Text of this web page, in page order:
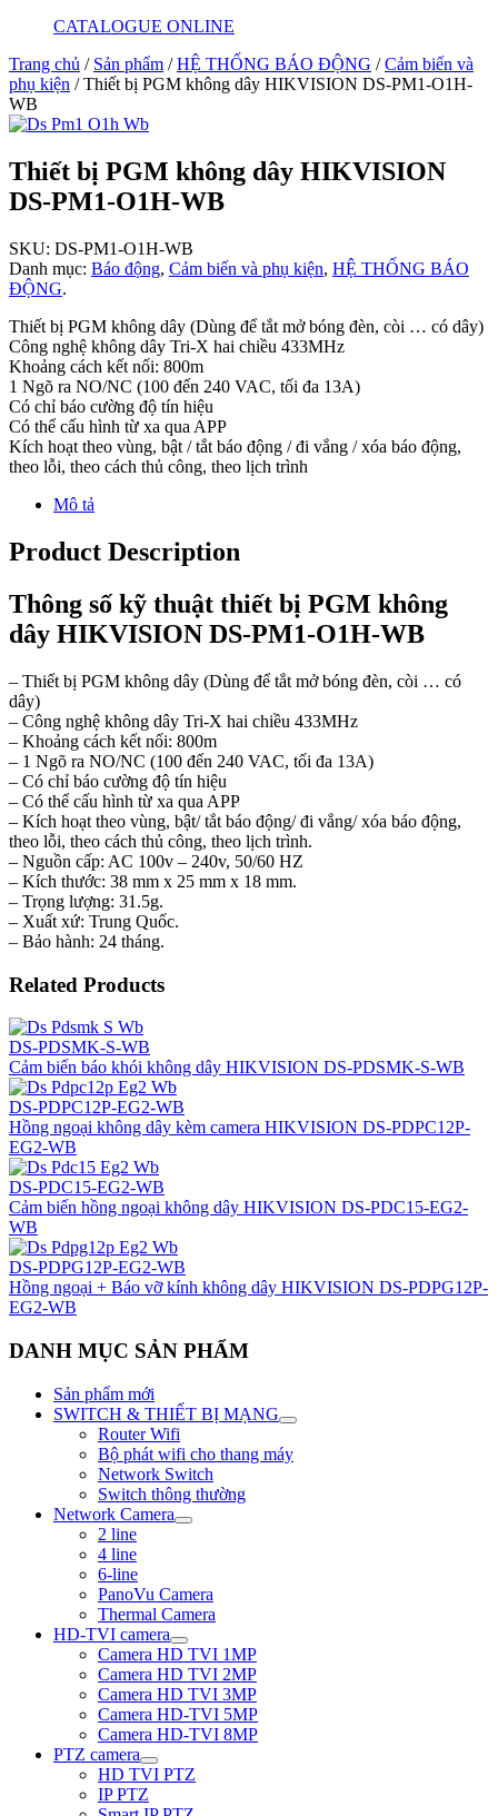
CATALOGUE ONLINE
Trang chủ / Sản phẩm /HỆ THỐNG BÁO ĐỘNG /Cảm biến và
phụ kiện / Thiết bị PGM không dây HIKVISION DS-PM1-O1H-
WB
Thiết bị PGM không dây HIKVISION
DS-PM1-O1H-WB
SKU: DS-PM1-O1H-WB
Danh mục: Báo động, Cảm biến và phụ kiện, HỆ THỐNG BÁO
ĐỘNG.
Thiết bị PGM không dây (Dùng để tắt mở bóng đèn, còi … có dây)
Công nghệ không dây Tri-X hai chiều 433MHz
Khoảng cách kết nối: 800m
1 Ngõ ra NO/NC (100 đến 240 VAC, tối đa 13A)
Có chỉ báo cường độ tín hiệu
Có thể cấu hình từ xa qua APP
Kích hoạt theo vùng, bật / tắt báo động / đi vắng / xóa báo động,
theo lỗi, theo cách thủ công, theo lịch trình
Mô tả
Product Description
Thông số kỹ thuật thiết bị PGM không
dây HIKVISION DS-PM1-O1H-WB
– Thiết bị PGM không dây (Dùng để tắt mở bóng đèn, còi … có
dây)
– Công nghệ không dây Tri-X hai chiều 433MHz
– Khoảng cách kết nối: 800m
– 1 Ngõ ra NO/NC (100 đến 240 VAC, tối đa 13A)
– Có chỉ báo cường độ tín hiệu
– Có thể cấu hình từ xa qua APP
– Kích hoạt theo vùng, bật/ tắt báo động/ đi vắng/ xóa báo động,
theo lỗi, theo cách thủ công, theo lịch trình.
– Nguồn cấp: AC 100v – 240v, 50/60 HZ
– Kích thước: 38 mm x 25 mm x 18 mm.
– Trọng lượng: 31.5g.
– Xuất xứ: Trung Quốc.
– Bảo hành: 24 tháng.
Related Products
DS-PDSMK-S-WB
Cảm biến báo khói không dây HIKVISION DS-PDSMK-S-WB
DS-PDPC12P-EG2-WB
Hồng ngoại không dây kèm camera HIKVISION DS-PDPC12P-
EG2-WB
DS-PDC15-EG2-WB
Cảm biến hồng ngoại không dây HIKVISION DS-PDC15-EG2-
WB
DS-PDPG12P-EG2-WB
Hồng ngoại + Báo vỡ kính không dây HIKVISION DS-PDPG12P-
EG2-WB
DANH MỤC SẢN PHẨM
Sản phẩm mới
SWITCH & THIẾT BỊ MẠNG
Router Wifi
Bộ phát wifi cho thang máy
Network Switch
Switch thông thường
Network Camera
2 line
4 line
6-line
PanoVu Camera
Thermal Camera
HD-TVI camera
Camera HD TVI 1MP
Camera HD TVI 2MP
Camera HD TVI 3MP
Camera HD-TVI 5MP
Camera HD-TVI 8MP
PTZ camera
HD TVI PTZ
IP PTZ